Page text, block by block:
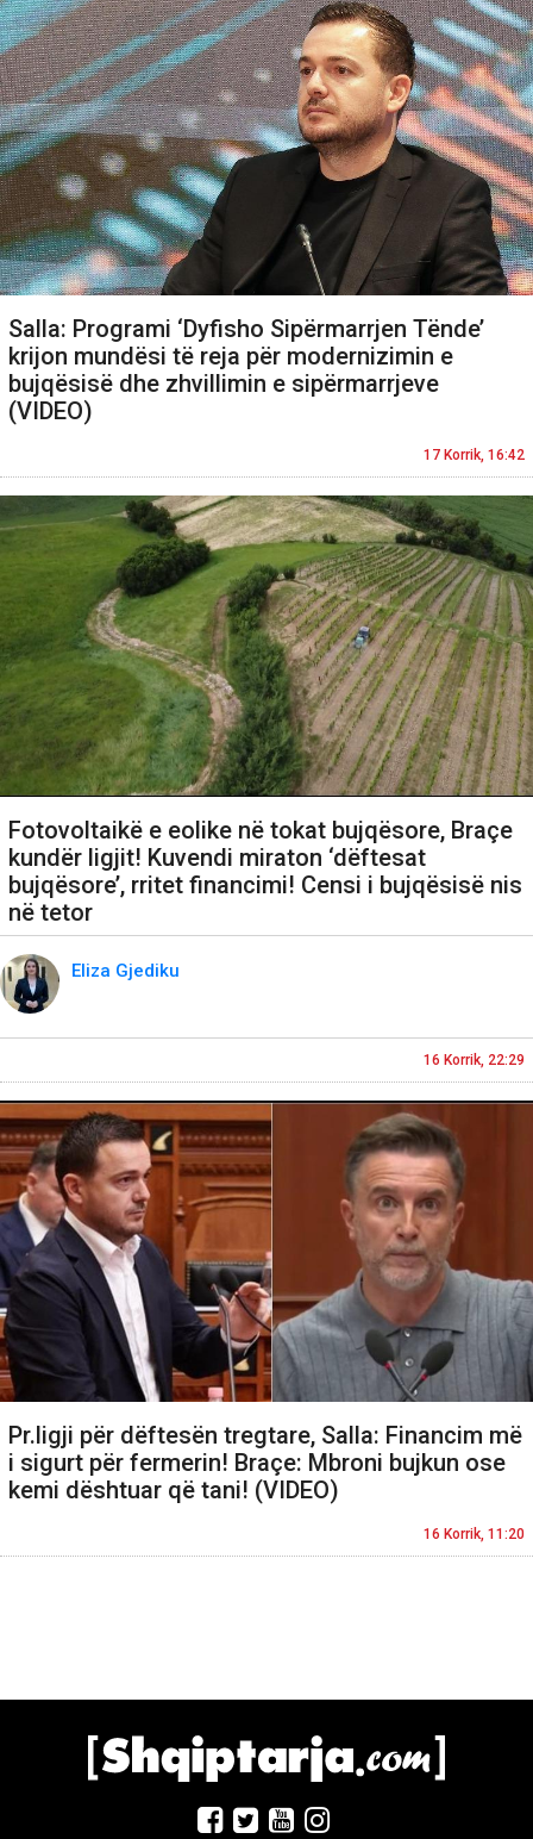
Salla: Programi ‘Dyfisho Sipërmarrjen Tënde’
krijon mundësi të reja për modernizimin e
bujqësisë dhe zhvillimin e sipërmarrjeve
(VIDEO)
17 Korrik, 16:42
Fotovoltaikë e eolike në tokat bujqësore, Braçe
kundër ligjit! Kuvendi miraton ‘dëftesat
bujqësore’, rritet financimi! Censi i bujqësisë nis
në tetor
Eliza Gjediku
16 Korrik, 22:29
Pr.ligji për dëftesën tregtare, Salla: Financim më
i sigurt për fermerin! Braçe: Mbroni bujkun ose
kemi dështuar që tani! (VIDEO)
16 Korrik, 11:20